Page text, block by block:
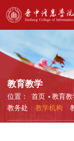
教育教学
位置： 首页 教育教
教务处
教学机构